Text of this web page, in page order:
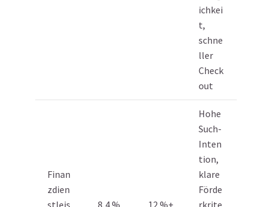
ichkei
t,
schne
ller
Check
out
Finan
zdien
stleis
8,4 % 12 %+
Hohe
Such-
Inten
tion,
klare
Förde
rkrite